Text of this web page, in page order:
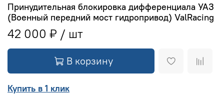
Принудительная блокировка дифференциала УАЗ
(Военный передний мост гидропривод) ValRacing
42 000 ₽
В корзину
Купить в 1 клик